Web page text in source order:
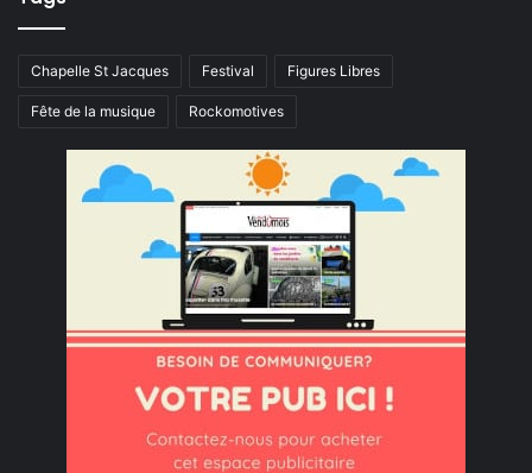
Chapelle St Jacques Festival Figures Libres
Fête de la musique Rockomotives